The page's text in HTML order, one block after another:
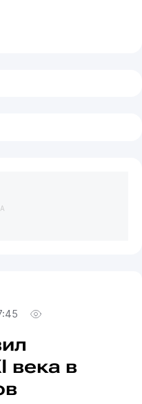
века в